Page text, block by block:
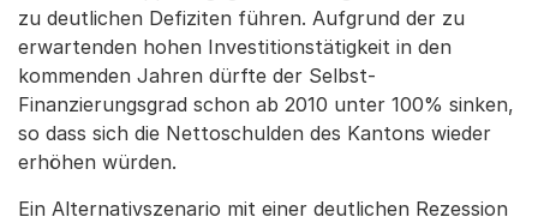
zu deutlichen Defiziten führen. Aufgrund der zu
erwartenden hohen Investitionstätigkeit in den
kommenden Jahren dürfte der Selbst-
Finanzierungsgrad schon ab 2010 unter 100% sinken,
so dass sich die Nettoschulden des Kantons wieder
erhöhen würden.
Ein Alternativszenario mit einer deutlichen Rezession